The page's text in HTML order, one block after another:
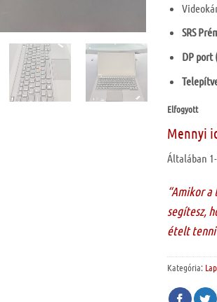
SRS
DP port
Elfogyott
Mennyi
Általában
“Amikor
segítesz,
ételt tenni
Kategória: